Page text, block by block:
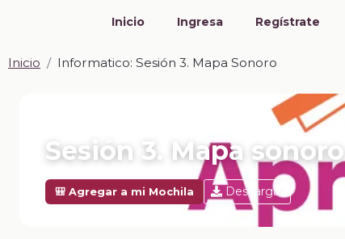
Inicio Ingresa Regístrate
Inicio Informatico: Sesión 3. Mapa Sonoro
Sesión 3. Mapa sonoro
🎒 Agregar a mi Mochila Descargar